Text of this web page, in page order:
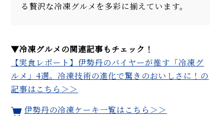
る贅沢な冷凍グルメを多彩に揃えています。
▼冷凍グルメの関連記事もチェック！
【実食レポート】伊勢丹のバイヤーが推す「冷凍グ
ルメ」4選。冷凍技術の進化で驚きのおいしさに！の
記事はこちら＞＞
伊勢丹の冷凍ケーキ一覧はこちら＞＞